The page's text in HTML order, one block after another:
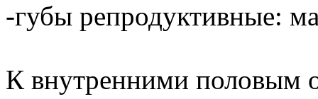
-губы репродуктивные:
К внутренними половым